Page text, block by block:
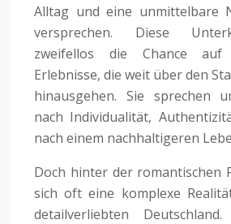
Alltag und eine unmittelbare
versprechen. Diese
zweifellos die Chance auf
Erlebnisse, die weit über den
hinausgehen. Sie sprechen
nach Individualität,
nach einem nachhaltigeren
Doch hinter der romantischen
sich oft eine komplexe
detailverliebten